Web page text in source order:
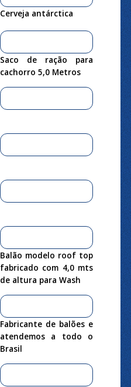
Cerveja antárctica
Saco de ração para
cachorro 5,0 Metros
Balão modelo roof top
fabricado com 4,0 mts
de altura para Wash
Fabricante de balões e
atendemos a todo o
Brasil